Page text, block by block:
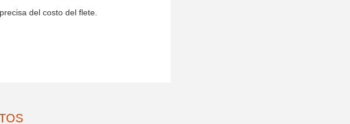
del costo del flete.